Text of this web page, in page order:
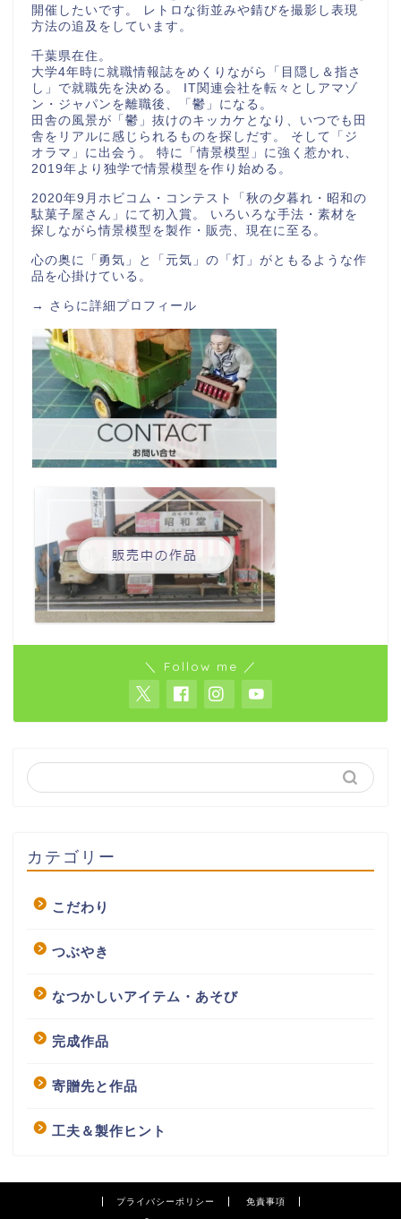
開催したいです。 レトロな街並みや錆びを撮影し表現
方法の追及をしています。
千葉県在住。
大学4年時に就職情報誌をめくりながら「目隠し＆指さ
し」で就職先を決める。 IT関連会社を転々としアマゾ
ン・ジャパンを離職後、「鬱」になる。
田舎の風景が「鬱」抜けのキッカケとなり、いつでも田
舎をリアルに感じられるものを探しだす。 そして「ジ
オラマ」に出会う。 特に「情景模型」に強く惹かれ、
2019年より独学で情景模型を作り始める。
2020年9月ホビコム・コンテスト「秋の夕暮れ・昭和の
駄菓子屋さん」にて初入賞。 いろいろな手法・素材を
探しながら情景模型を製作・販売、現在に至る。
心の奥に「勇気」と「元気」の「灯」がともるような作
品を心掛けている。
→ さらに詳細プロフィール
＼ Follow me ／
カテゴリー
こだわり
つぶやき
なつかしいアイテム・あそび
完成作品
寄贈先と作品
工夫＆製作ヒント
プライバシーポリシー 免責事項